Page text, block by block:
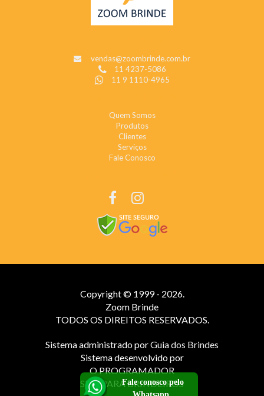
vendas@zoombrinde.com.br
11 4237-5086
11 9 1110-4965
Quem Somos
Produtos
Clientes
Serviços
Fale Conosco
Copyright © 1999 - 2026.
Zoom Brinde
TODOS OS DIREITOS RESERVADOS.
Sistema administrado porGuia dos Brindes
Sistema desenvolvido por
O PROGRAMADOR
SITE PARA BRINDEIROS
Fale conosco pelo